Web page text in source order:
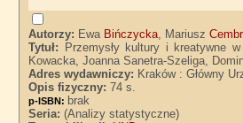
Autorzy: Ewa Bińczycka, Mariusz
Tytuł:
Przemysły kultury i kreatywne
Kowacka, Joanna Sanetra-Szeliga,
Adres wydawniczy: Kraków : Główny
Opis fizyczny:74 s.
p-ISBN: brak
Seria:(Analizy statystyczne)